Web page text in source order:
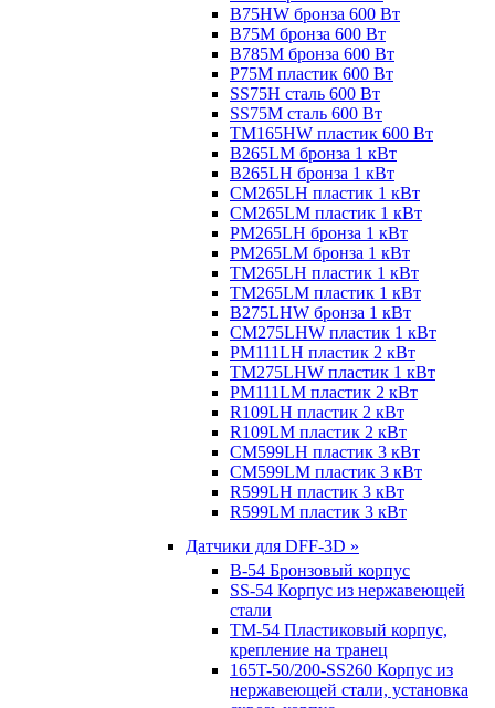
B75HW бронза 600 Вт
B75M бронза 600 Вт
B785M бронза 600 Вт
P75M пластик 600 Вт
SS75H сталь 600 Вт
SS75M сталь 600 Вт
TM165HW пластик 600 Вт
B265LM бронза 1 кВт
B265LH бронза 1 кВт
CM265LH пластик 1 кВт
CM265LM пластик 1 кВт
PM265LH бронза 1 кВт
PM265LM бронза 1 кВт
TM265LH пластик 1 кВт
TM265LM пластик 1 кВт
B275LHW бронза 1 кВт
CM275LHW пластик 1 кВт
PM111LH пластик 2 кВт
TM275LHW пластик 1 кВт
PM111LM пластик 2 кВт
R109LH пластик 2 кВт
R109LM пластик 2 кВт
CM599LH пластик 3 кВт
CM599LM пластик 3 кВт
R599LH пластик 3 кВт
R599LM пластик 3 кВт
Датчики для DFF-3D »
B-54 Бронзовый корпус
SS-54 Корпус из нержавеющей
стали
TM-54 Пластиковый корпус,
крепление на транец
165T-50/200-SS260 Корпус из
нержавеющей стали, установка